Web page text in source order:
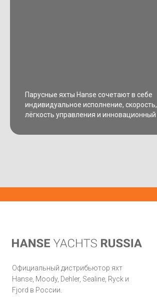
Парусные яхты Hanse сочетают в себе
индивидуальное исполнение, скорость,
лёгкость управления и инновационный
Официальный дистрибьютор яхт
Hanse, Moody, Dehler, Sealine, Ryck и
Fjord в России.